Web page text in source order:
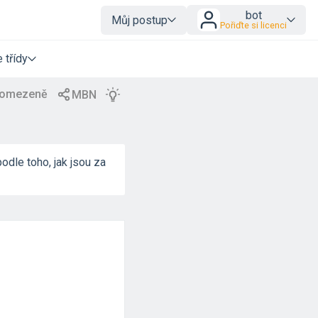
Můj postup bot
Pořiďte si licenci
třídy
toho, jak jsou za